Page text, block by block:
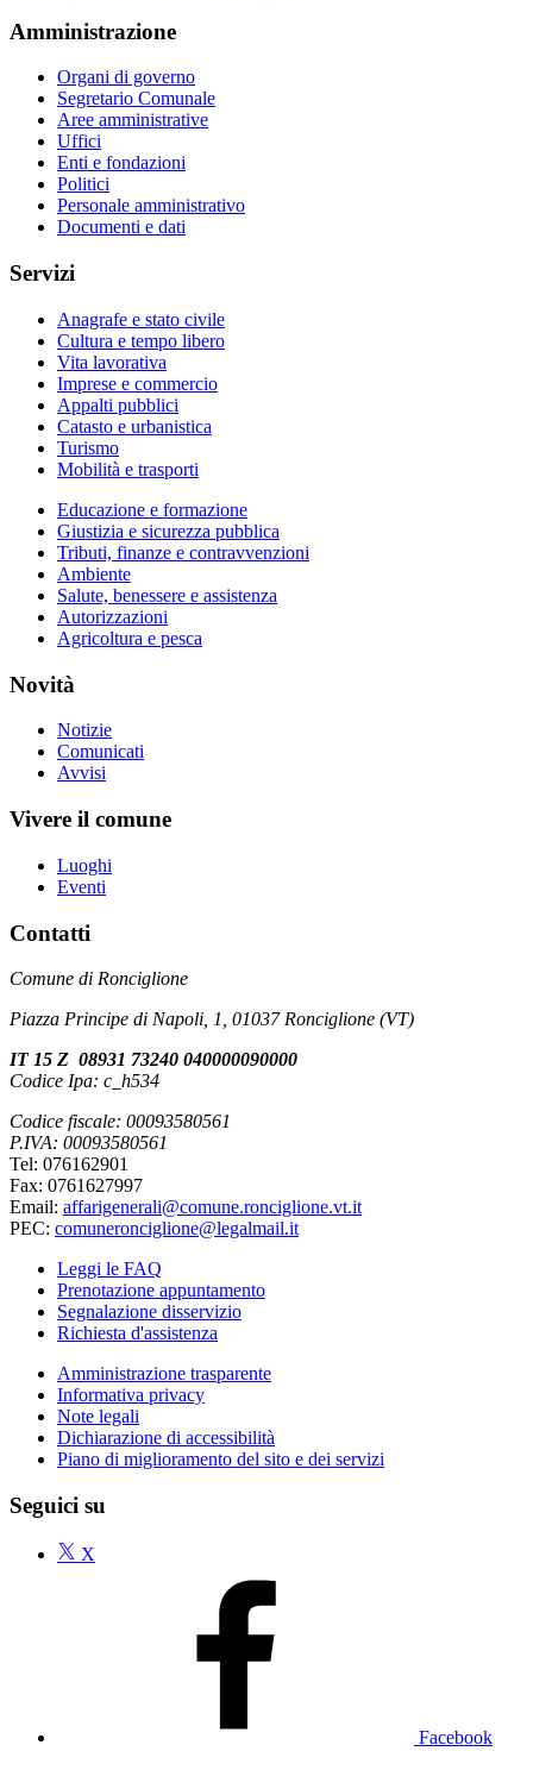
Amministrazione
Organi di governo
Segretario Comunale
Aree amministrative
Uffici
Enti e fondazioni
Politici
Personale amministrativo
Documenti e dati
Servizi
Anagrafe e stato civile
Cultura e tempo libero
Vita lavorativa
Imprese e commercio
Appalti pubblici
Catasto e urbanistica
Turismo
Mobilità e trasporti
Educazione e formazione
Giustizia e sicurezza pubblica
Tributi, finanze e contravvenzioni
Ambiente
Salute, benessere e assistenza
Autorizzazioni
Agricoltura e pesca
Novità
Notizie
Comunicati
Avvisi
Vivere il comune
Luoghi
Eventi
Contatti
Comune di Ronciglione
Piazza Principe di Napoli, 1, 01037 Ronciglione (VT)
IT 15 Z 08931 73240 040000090000
Codice Ipa: c_h534
Codice fiscale: 00093580561
P.IVA: 00093580561
Tel: 076162901
Fax: 0761627997
Email: affarigenerali@comune.ronciglione.vt.it
PEC: comuneronciglione@legalmail.it
Leggi le FAQ
Prenotazione appuntamento
Segnalazione disservizio
Richiesta d'assistenza
Amministrazione trasparente
Informativa privacy
Note legali
Dichiarazione di accessibilità
Piano di miglioramento del sito e dei servizi
Seguici su
X
Facebook